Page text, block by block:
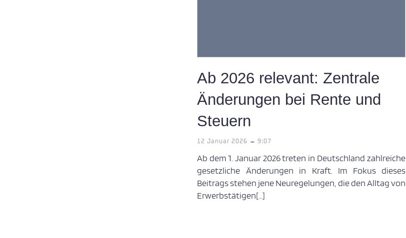
Ab 2026 relevant: Zentrale
Änderungen bei Rente und
Steuern
12 Januar 2026 - 9:07
Ab dem 1. Januar 2026 treten in Deutschland zahlreiche
gesetzliche Änderungen in Kraft. Im Fokus dieses
Beitrags stehen jene Neuregelungen, die den Alltag von
Erwerbstätigen[…]